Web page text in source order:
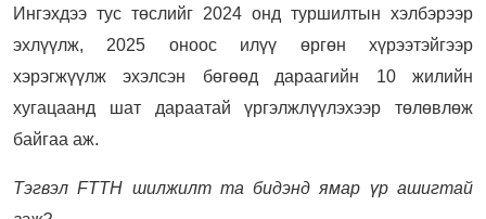
Ингэхдээ тус төслийг 2024 онд туршилтын хэлбэрээр
эхлүүлж, 2025 оноос илүү өргөн хүрээтэйгээр
хэрэгжүүлж эхэлсэн бөгөөд дараагийн 10 жилийн
хугацаанд шат дараатай үргэлжлүүлэхээр төлөвлөж
байгаа аж.
Тэгвэл FTTH шилжилт та бидэнд ямар үр ашигтай